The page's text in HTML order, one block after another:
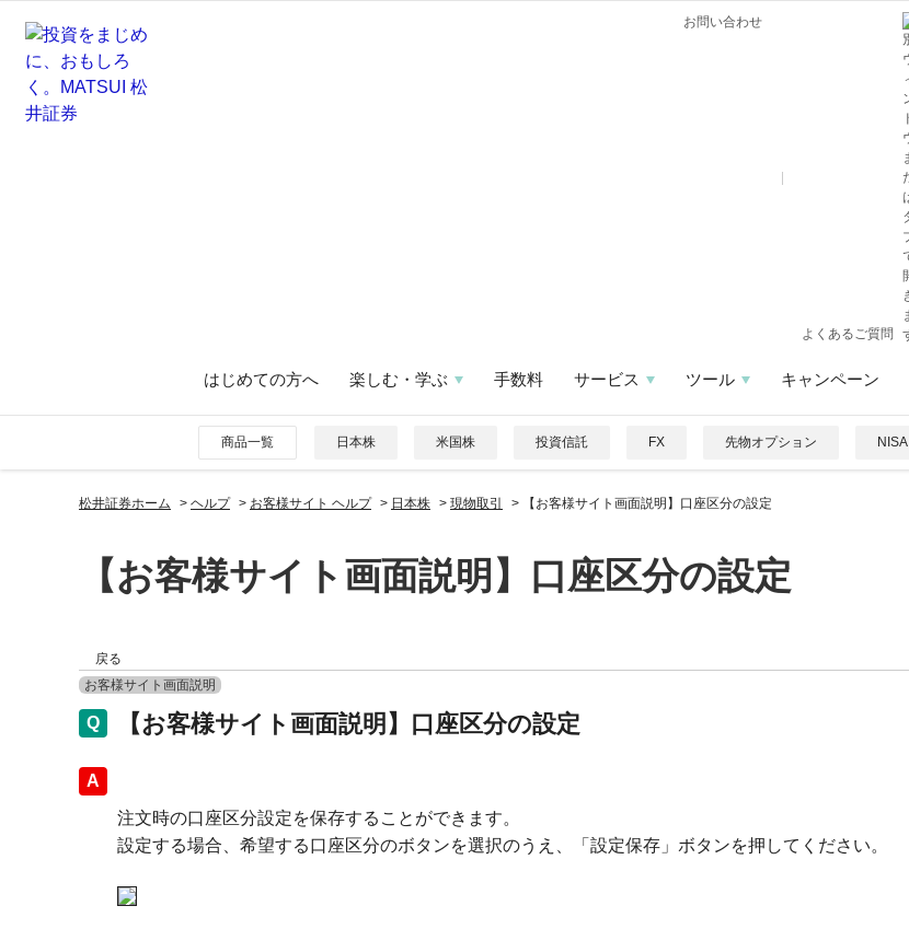
お問い合わせ
よくあるご質問
はじめての方へ 楽しむ・学ぶ 手数料 サービス ツール キャンペーン
商品一覧 日本株 米国株 投資信託 FX 先物オプション NISA
松井証券ホーム > ヘルプ > お客様サイト ヘルプ > 日本株 > 現物取引 > 【お客様サイト画面説明】口座区分の設定
【お客様サイト画面説明】口座区分の設定
戻る
お客様サイト画面説明
【お客様サイト画面説明】口座区分の設定
回答
注文時の口座区分設定を保存することができます。
設定する場合、希望する口座区分のボタンを選択のうえ、「設定保存」ボタンを押してください。